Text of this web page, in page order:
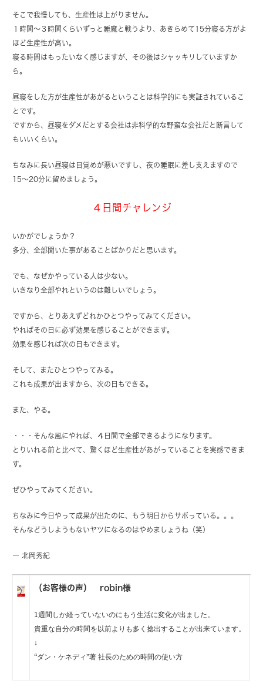
そこで我慢しても、生産性は上がりません。
１時間〜３時間くらいずっと睡魔と戦うより、あきらめて15分寝る方がよ
ほど生産性が高い。
寝る時間はもったいなく感じますが、その後はシャッキリしていますか
ら。
昼寝をした方が生産性があがるということは科学的にも実証されているこ
とです。
ですから、昼寝をダメだとする会社は非科学的な野蛮な会社だと断言して
もいいくらい。
ちなみに長い昼寝は目覚めが悪いですし、夜の睡眠に差し支えますので
15〜20分に留めましょう。
４日間チャレンジ
いかがでしょうか？
多分、全部聞いた事があることばかりだと思います。
でも、なぜかやっている人は少ない。
いきなり全部やれというのは難しいでしょう。
ですから、とりあえずどれかひとつやってみてください。
やればその日に必ず効果を感じることができます。
効果を感じれば次の日もできます。
そして、またひとつやってみる。
これも成果が出ますから、次の日もできる。
また、やる。
・・・そんな風にやれば、４日間で全部できるようになります。
とりいれる前と比べて、驚くほど生産性があがっていることを実感できま
す。
ぜひやってみてください。
ちなみに今日やって成果が出たのに、もう明日からサボっている。。。
そんなどうしようもないヤツになるのはやめましょうね（笑）
ー 北岡秀紀
（お客様の声） robin様
1週間しか経っていないのにもう生活に変化が出ました。
貴重な自分の時間を以前よりも多く捻出することが出来ています。
↓
“ダン・ケネディ”著 社長のための時間の使い方